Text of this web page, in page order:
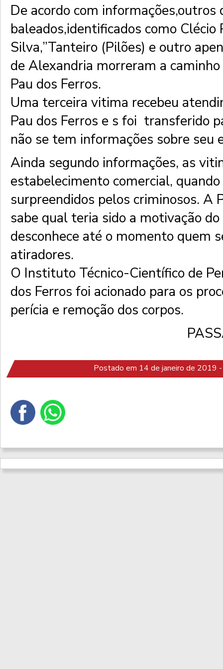
De acordo com informações,outros
baleados,identificados como Clécio
Silva,”Tanteiro (Pilões) e outro
de Alexandria morreram a
Pau dos Ferros.
Uma terceira vitima recebeu
Pau dos Ferros e s foi transferido
não se tem informações sobre seu
Ainda segundo informações, as
estabelecimento comercial,
surpreendidos pelos criminosos. A
sabe qual teria sido a motivação
desconhece até o momento quem
atiradores.
O Instituto Técnico-Científico de
dos Ferros foi acionado para os
perícia e remoção dos corpos.
Postado em 14 de janeiro de 2019